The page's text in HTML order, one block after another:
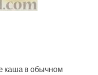
каша в обычном